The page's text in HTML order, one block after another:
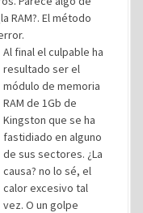
RAM?. El método
Al final el culpable ha
resultado ser el
módulo de memoria
RAM de 1Gb de
Kingston que se ha
fastidiado en alguno
de sus sectores. ¿La
causa? no lo sé, el
calor excesivo tal
vez. O un golpe